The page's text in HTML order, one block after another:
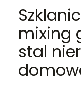
mixing
stal